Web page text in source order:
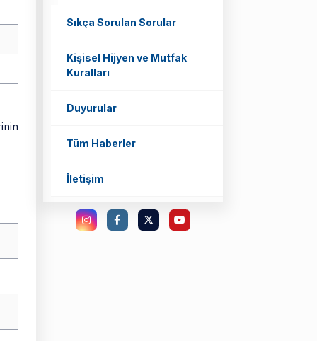
Sıkça Sorulan Sorular
Kişisel Hijyen ve Mutfak
Kuralları
Duyurular
Tüm Haberler
İletişim